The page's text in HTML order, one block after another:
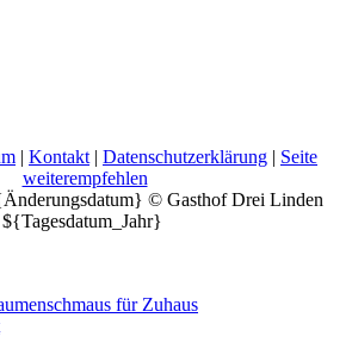
| Kontakt | Datenschutzerklärung | Seite
weiterempfehlen
© Gasthof Drei Linden
${Tagesdatum_Jahr}
für Zuhaus